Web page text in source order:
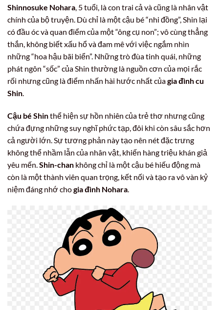
Shinnosuke Nohara, 5 tuổi, là con trai cả và cũng là nhân vật
chính của bộ truyện. Dù chỉ là một cậu bé “nhi đồng”, Shin lại
có đầu óc và quan điểm của một “ông cụ non”; vô cùng thẳng
thắn, không biết xấu hổ và đam mê với việc ngắm nhìn
những “hoa hậu bãi biển”. Những trò đùa tinh quái, những
phát ngôn “sốc” của Shin thường là nguồn cơn của mọi rắc
rối nhưng cũng là điểm nhấn hài hước nhất củagia đình cu
Shin.
Cậu bé Shinthể hiện sự hồn nhiên của trẻ thơ nhưng cũng
chứa đựng những suy nghĩ phức tạp, đôi khi còn sâu sắc hơn
cả người lớn. Sự tương phản này tạo nên nét đặc trưng
không thể nhầm lẫn của nhân vật, khiến hàng triệu khán giả
yêu mến. Shin-chan không chỉ là một cậu bé hiếu động mà
còn là một thành viên quan trọng, kết nối và tạo ra vô vàn kỷ
niệm đáng nhớ chogia đình Nohara